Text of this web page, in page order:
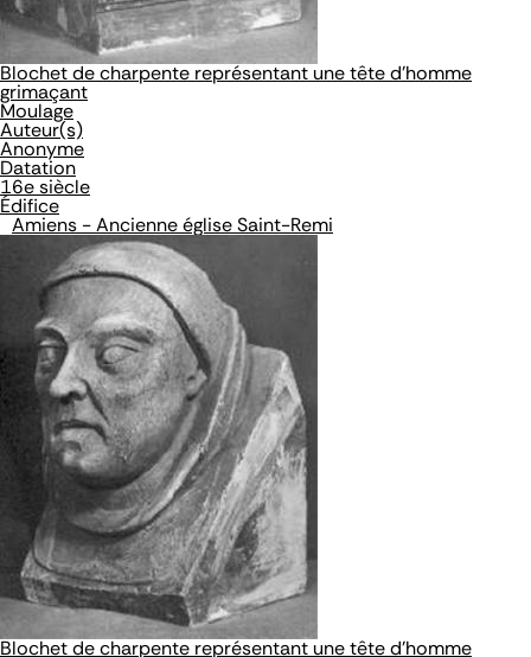
Blochet de charpente représentant une tête d'homme
grimaçant
Moulage
Auteur(s)
Anonyme
Datation
16e siècle
Édifice
Amiens - Ancienne église Saint-Remi
Blochet de charpente représentant une tête d'homme